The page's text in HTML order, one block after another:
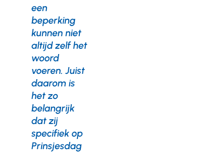
een
beperking
kunnen niet
altijd zelf het
woord
voeren. Juist
daarom is
het zo
belangrijk
dat zij
specifiek op
Prinsjesdag